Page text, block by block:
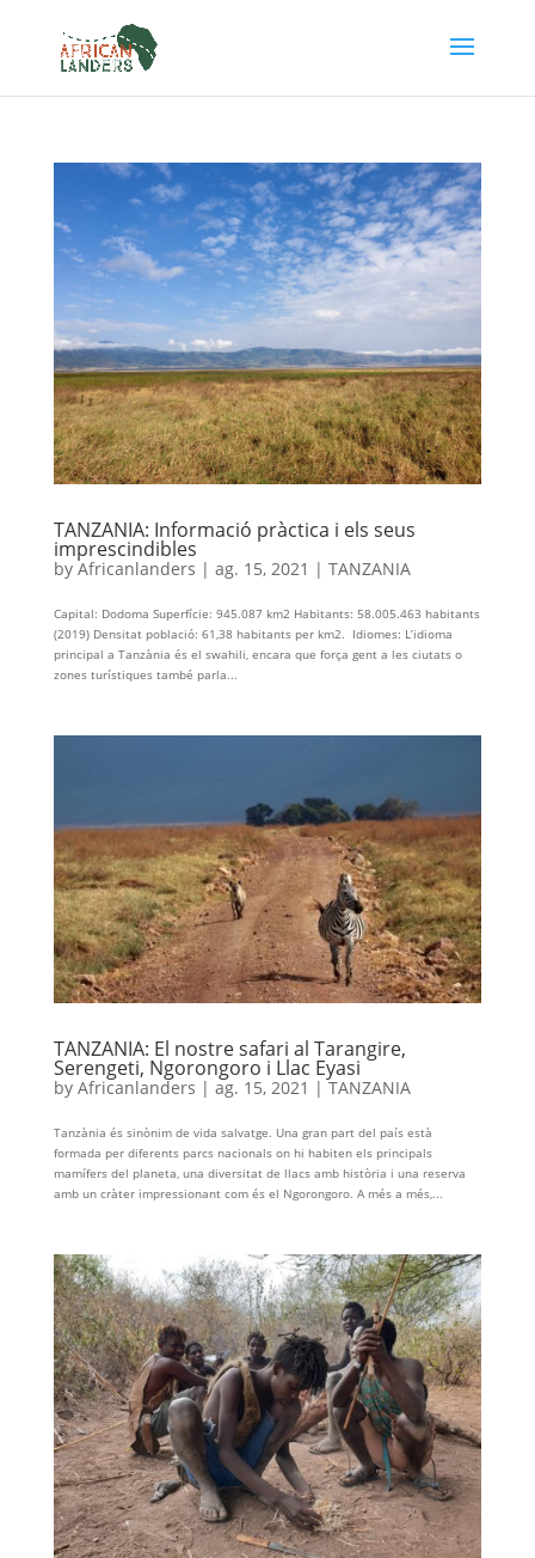
TANZANIA: Informació pràctica i els seus
imprescindibles
by Africanlanders | ag. 15, 2021 | TANZANIA
Capital: Dodoma Superfície: 945.087 km2 Habitants: 58.005.463 habitants
(2019) Densitat població: 61,38 habitants per km2. Idiomes: L’idioma
principal a Tanzània és el swahili, encara que força gent a les ciutats o
zones turístiques també parla...
TANZANIA: El nostre safari al Tarangire,
Serengeti, Ngorongoro i Llac Eyasi
by Africanlanders | ag. 15, 2021 |TANZANIA
Tanzània és sinònim de vida salvatge. Una gran part del país està
formada per diferents parcs nacionals on hi habiten els principals
mamífers del planeta, una diversitat de llacs amb història i una reserva
amb un cràter impressionant com és el Ngorongoro. A més a més,...